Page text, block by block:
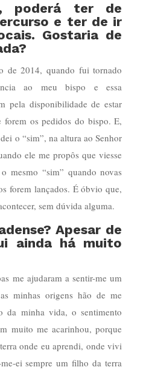
poderá ter de
e ter de ir
Gostaria de
de 2014, quando fui tornado
ao meu bispo e essa
pela disponibilidade de estar
os pedidos do bispo. E,
o “sim”, na altura ao Senhor
ele me propôs que viesse
mesmo “sim” quando novas
forem lançados. É óbvio que,
sem dúvida alguma.
Apesar de
ainda há muito
me ajudaram a sentir-me um
minhas origens hão de me
da minha vida, o sentimento
muito me acarinhou, porque
onde eu aprendi, onde vivi
ei sempre um filho da terra